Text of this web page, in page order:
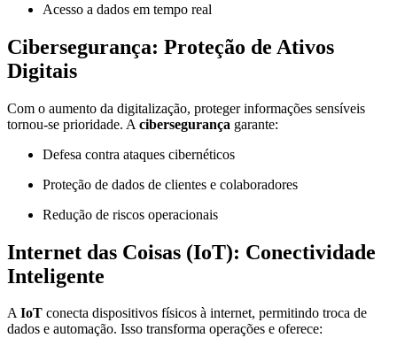
Acesso a dados em tempo real
Cibersegurança: Proteção de Ativos
Digitais
Com o aumento da digitalização, proteger informações sensíveis
tornou-se prioridade. A cibersegurança garante:
Defesa contra ataques cibernéticos
Proteção de dados de clientes e colaboradores
Redução de riscos operacionais
Internet das Coisas (IoT): Conectividade
Inteligente
AIoT conecta dispositivos físicos à internet, permitindo troca de
dados e automação. Isso transforma operações e oferece: